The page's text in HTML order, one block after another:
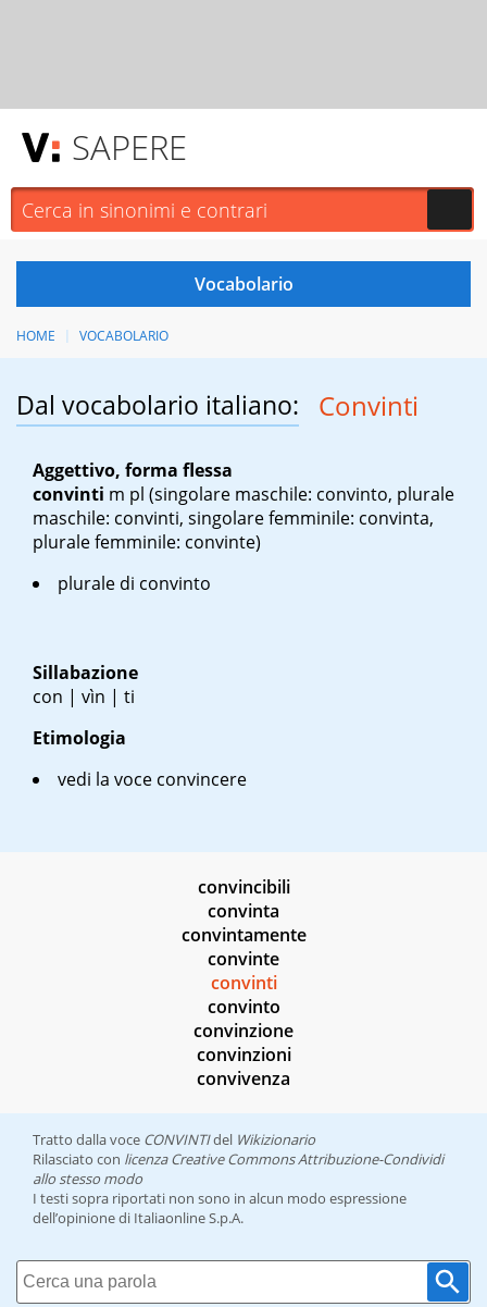
SAPERE
HOME VOCABOLARIO
Dal vocabolario italiano: Convinti
Aggettivo, forma flessa
convinti m pl (singolare maschile: convinto, plurale
maschile: convinti, singolare femminile: convinta,
plurale femminile: convinte)
plurale di convinto
Sillabazione
con | vìn | ti
Etimologia
vedi la voce convincere
convincibili
convinta
convintamente
convinte
convinti
convinto
convinzione
convinzioni
convivenza
Tratto dalla voce CONVINTIdel Wikizionario
Rilasciato con licenza Creative Commons Attribuzione-Condividi
allo stesso modo
I testi sopra riportati non sono in alcun modo espressione
dell’opinione di Italiaonline S.p.A.